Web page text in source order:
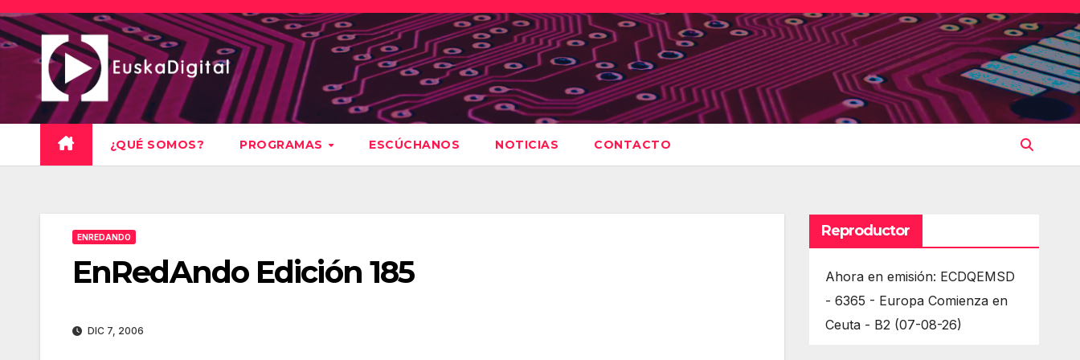
Saltar
al
contenido
¿QUÉ SOMOS? PROGRAMAS ESCÚCHANOS NOTICIAS CONTACTO
ENREDANDO
EnRedAndo Edición 185
DIC 7, 2006
Reproductor
Ahora en emisión: ECDQEMSD
- 6365 - Europa Comienza en
Ceuta - B2 (07-08-26)